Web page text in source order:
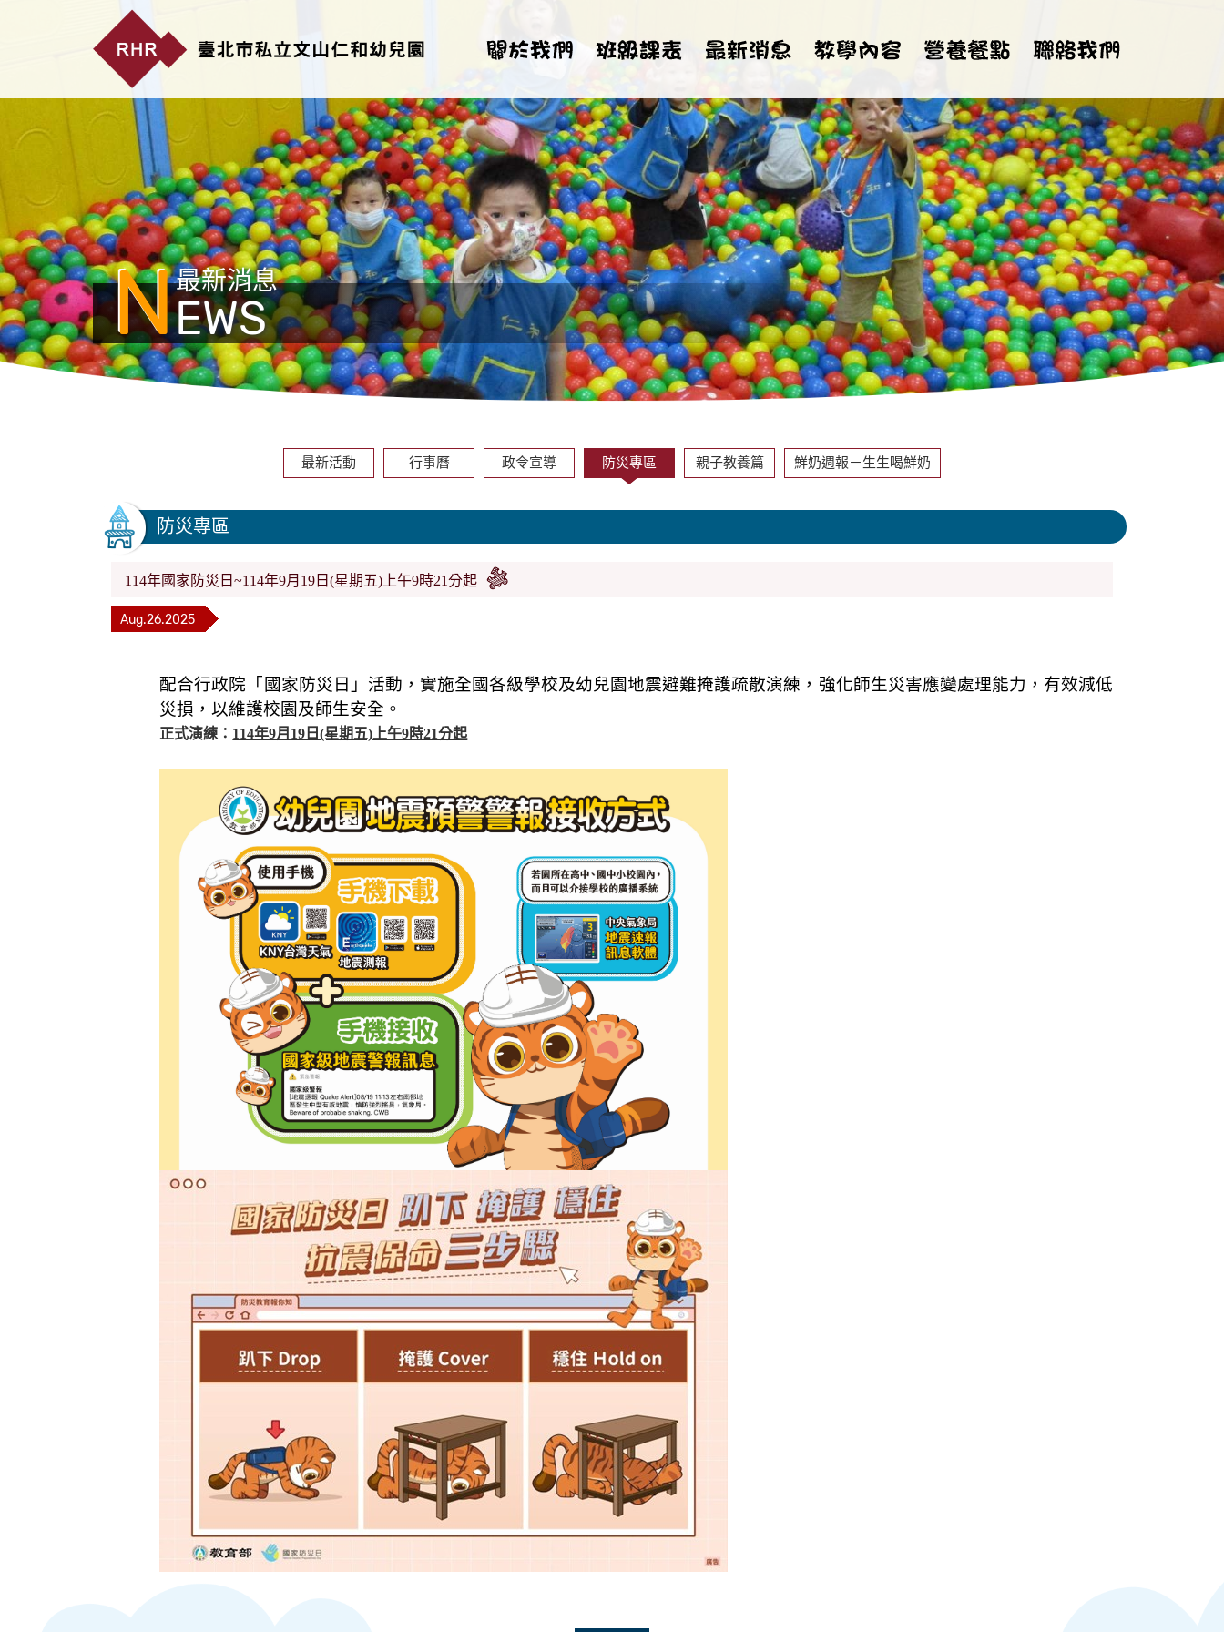
NEWS
最新消息
最新活動 行事曆 政令宣導 防災專區 親子教養篇 鮮奶週報－生生喝鮮奶
防災專區
114年國家防災日~114年9月19日(星期五)上午9時21分起
Aug.26.2025
配合行政院「國家防災日」活動，實施全國各級學校及幼兒園地震避難掩護疏散演練，強化師生災害應變處理能力，有效減低
災損，以維護校園及師生安全。
正式演練： 114年9月19日(星期五)上午9時21分起